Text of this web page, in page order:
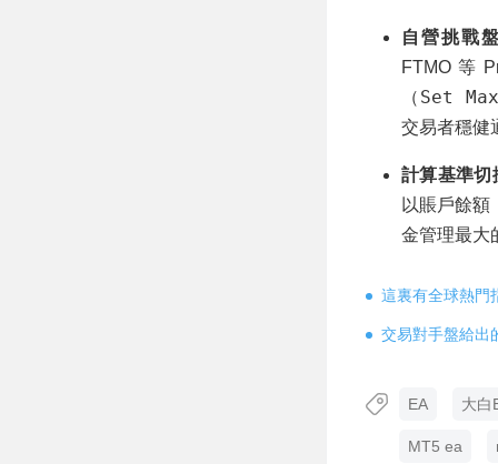
自營挑戰
FTMO 等
（ Set
交易者穩健
計算基準
以賬戶餘
金管理最大
這裏有全球熱門
交易對手盤給出
EA 大白
MT5 ea